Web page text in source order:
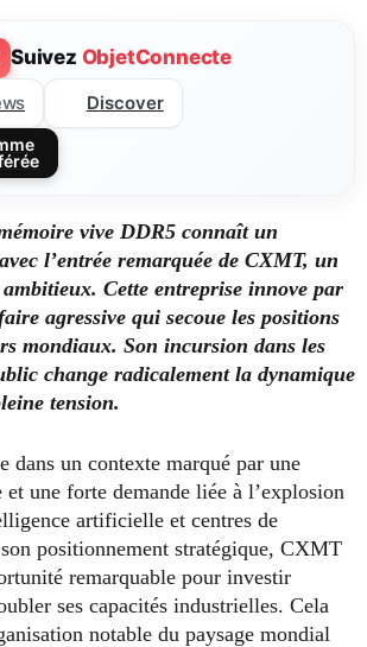
Suivez ObjetConnecte
Discover
vive DDR5 connaît un
l’entrée remarquée de CXMT, un
Cette entreprise innove par
agressive qui secoue les positions
mondiaux. Son incursion dans les
change radicalement la dynamique
tension.
dans un contexte marqué par une
une forte demande liée à l’explosion
artificielle et centres de
positionnement stratégique, CXMT
remarquable pour investir
ses capacités industrielles. Cela
notable du paysage mondial